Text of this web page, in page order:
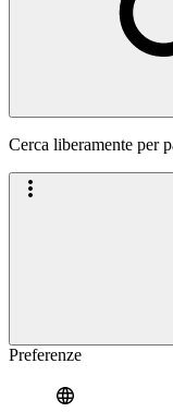
Cerca liberamente per
Preferenze